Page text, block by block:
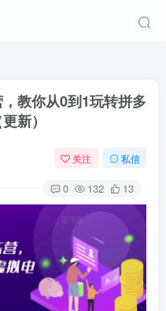
教你从0到1玩转拼多
新）
关注 私信
0 132 13